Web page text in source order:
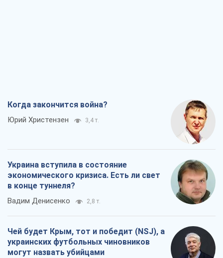
Когда закончится война?
Юрий Христензен 3,4 т.
Украина вступила в состояние
экономического кризиса. Есть ли свет
в конце туннеля?
Вадим Денисенко 2,8 т.
Чей будет Крым, тот и победит (NSJ), а
украинских футбольных чиновников
могут назвать убийцами